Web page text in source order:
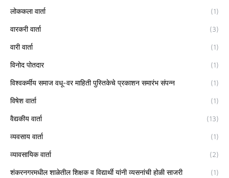
लोककला वार्ता (1)
वारकरी वार्ता (3)
वारी वार्ता (1)
विनोद पोतदार (1)
विश्वकर्मीय समाज वधू-वर माहिती पुस्तिकेचे प्रकाशन समारंभ संपन्न (1)
विषेश वार्ता (1)
वैद्यकीय वार्ता (13)
व्यवसाय वार्ता (1)
व्यावसायिक वार्ता (2)
शंकरनगरमधील शाळेतील शिक्षक व विद्यार्थी यांनी व्यसनांची होळी साजरी (1)